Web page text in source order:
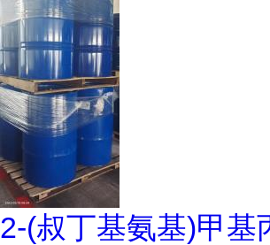
2-(叔丁基氨基)甲基